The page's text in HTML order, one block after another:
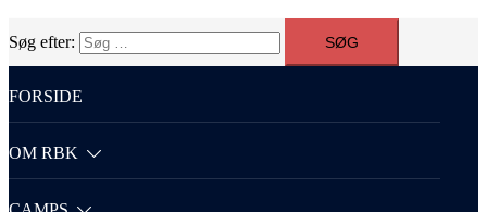
Søg efter:
FORSIDE
OM RBK